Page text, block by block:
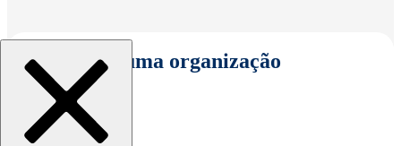
Selecionar uma organização